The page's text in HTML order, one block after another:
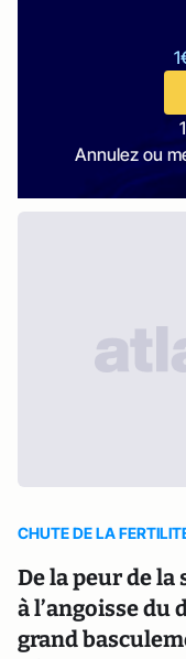
Annulez ou
CHUTE DE LA
De la peur de
à l’angoisse du
grand